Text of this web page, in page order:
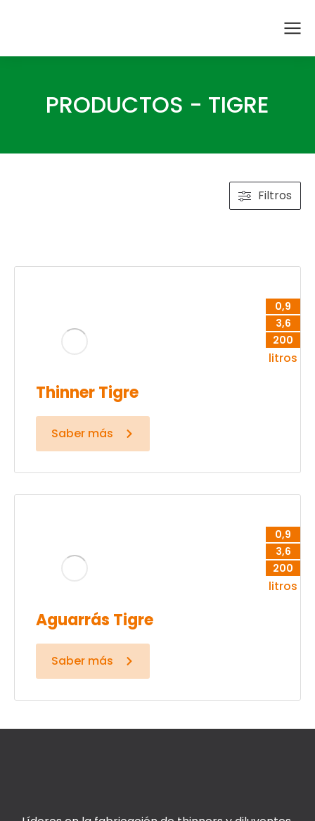
PRODUCTOS - TIGRE
Filtros
0,9
3,6
200
litros
Thinner Tigre
Saber más
0,9
3,6
200
litros
Aguarrás Tigre
Saber más